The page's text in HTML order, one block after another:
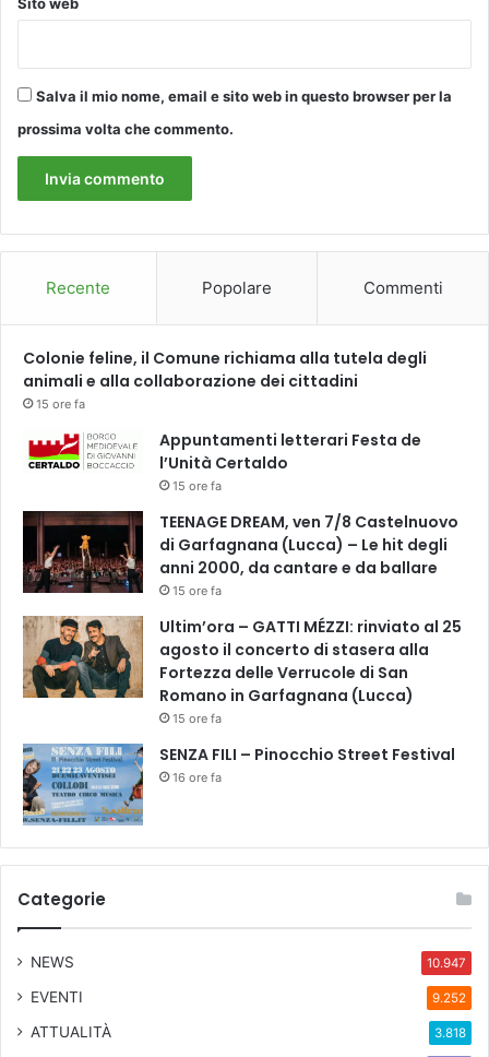
Salva il mio nome, email e sito web in questo browser per la
prossima volta che commento.
Recente Popolare Commenti
Colonie feline, il Comune richiama alla tutela degli
animali e alla collaborazione dei cittadini
15 ore fa
Appuntamenti letterari Festa de
l’Unità Certaldo
15 ore fa
TEENAGE DREAM, ven 7/8 Castelnuovo
di Garfagnana (Lucca) – Le hit degli
anni 2000, da cantare e da ballare
15 ore fa
Ultim’ora – GATTI MÉZZI: rinviato al 25
agosto il concerto di stasera alla
Fortezza delle Verrucole di San
Romano in Garfagnana (Lucca)
15 ore fa
SENZA FILI – Pinocchio Street Festival
16 ore fa
Categorie
NEWS 10.947
EVENTI 9.252
ATTUALITÀ 3.818